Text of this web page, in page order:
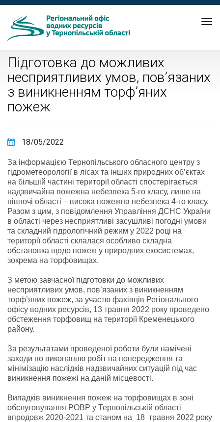
Підготовка до можливих
несприятливих умов, пов’язаних
з виникненням торф’яних
пожеж
18/05/2022
За інформацією Тернопільського обласного центру з
гідрометеорології в лісах та інших природних об’єктах
на більшій частині території області спостерігається
надзвичайна пожежна небезпека 5-го класу, лише на
півночі області – висока пожежна небезпека 4-го класу.
Разом з цим, з повідомлення Управління ДСНС України
в області через несприятливі засушливі погодні умови
та складний гідрологічний режим у 2022 році на
території області склалася особливо складна
обстановка щодо пожеж у природних екосистемах,
зокрема на торфовищах.
З метою завчасної підготовки до можливих
несприятливих умов, пов’язаних з виникненням
торф’яних пожеж, за участю фахівців Регіонального
офісу водних ресурсів, 13 травня 2022 року проведено
обстеження торфовищ на території Кременецького
району.
За результатами проведеної роботи були намічені
заходи по виконанню робіт на попередження та
мінімізацію наслідків надзвичайних ситуацій під час
виникнення пожежі на даній місцевості.
Випадків виникнення пожеж на торфовищах в зоні
обслуговування РОВР у Тернопільській області
впродовж 2020-2021 та станом на 18 травня 2022 року